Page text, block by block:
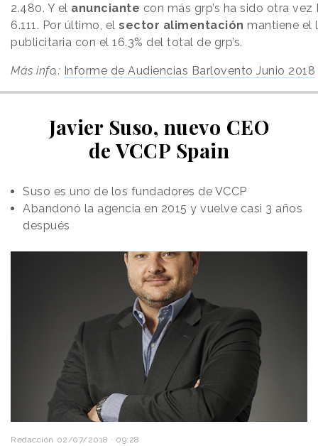
2.480. Y el anunciante con más grp’s ha sido otra
6.111. Por último, el sector alimentación mantiene el
publicitaria con el 16.3% del total de grp’s.
Más info.: Informe de Audiencias Barlovento Junio 2018
Javier Suso, nuevo CEO
de VCCP Spain
Suso es uno de los fundadores de VCCP
Abandonó la agencia en 2015 y vuelve casi 3 años
después
Redacción 02/07/2018 · 09:28